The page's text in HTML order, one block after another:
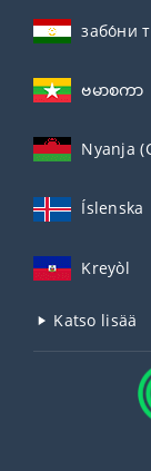
забо́ни
ဗမာစကာ
Nyanja
Íslenska
Kreyòl
Katso lisää